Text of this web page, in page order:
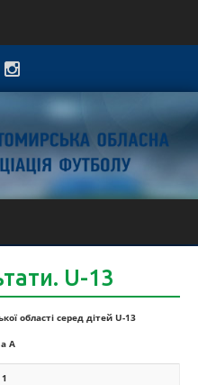
U-13
області серед дітей U-13
А